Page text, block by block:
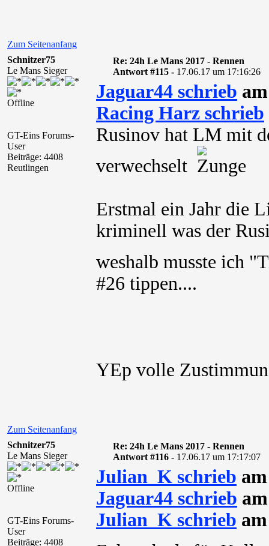
Zum Seitenanfang
Schnitzer75
Le Mans Sieger
Offline
GT-Eins Forums-
User
Beiträge: 4408
Reutlingen
Re: 24h Le Mans 2017 - Rennen
Antwort #115 - 17.06.17 um 17:16:26
Jaguar44 schrieb
Racing Harz schrieb
Rusinov hat LM mit
verwechselt
Erstmal ein Jahr die
kriminell was der
weshalb musste ich
#26 tippen....
YEp volle
Zum Seitenanfang
Schnitzer75
Le Mans Sieger
Offline
GT-Eins Forums-
User
Beiträge: 4408
Re: 24h Le Mans 2017 - Rennen
Antwort #116 - 17.06.17 um 17:17:07
Julian_K schrieb
Jaguar44 schrieb
Julian_K schrieb